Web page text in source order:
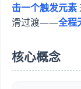
击一个触发元素
滑过渡——全程
核心概念